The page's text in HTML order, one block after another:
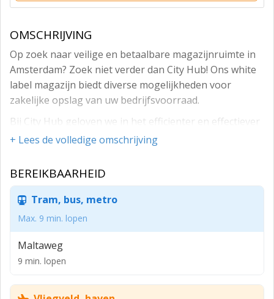
OMSCHRIJVING
Op zoek naar veilige en betaalbare magazijnruimte in
Amsterdam? Zoek niet verder dan City Hub! Ons white
label magazijn biedt diverse mogelijkheden voor
zakelijke opslag van uw bedrijfsvoorraad.
Bij City Hub geloven we in het efficienter en effectiever
maken van stedelijk vervoer en magazijnbeheer.
de stad, waar u goederen kunt laten overnachten en
afleveren. Bovendien geeft onze goede software u
real-time inzicht in waar uw goederen zich bevinden.
Of u nu pallets wilt opslaan in het warehouse of een
eigen afgesloten magazijnruimte zoekt, er is veel
mogelijk. We hebben zelfs koel- en vriesruimte. Kortom
behoeften voldoet.
+ Lees de volledige omschrijving
BEREIKBAARHEID
Tram, bus, metro
Max. 9 min. lopen
Maltaweg
9 min. lopen